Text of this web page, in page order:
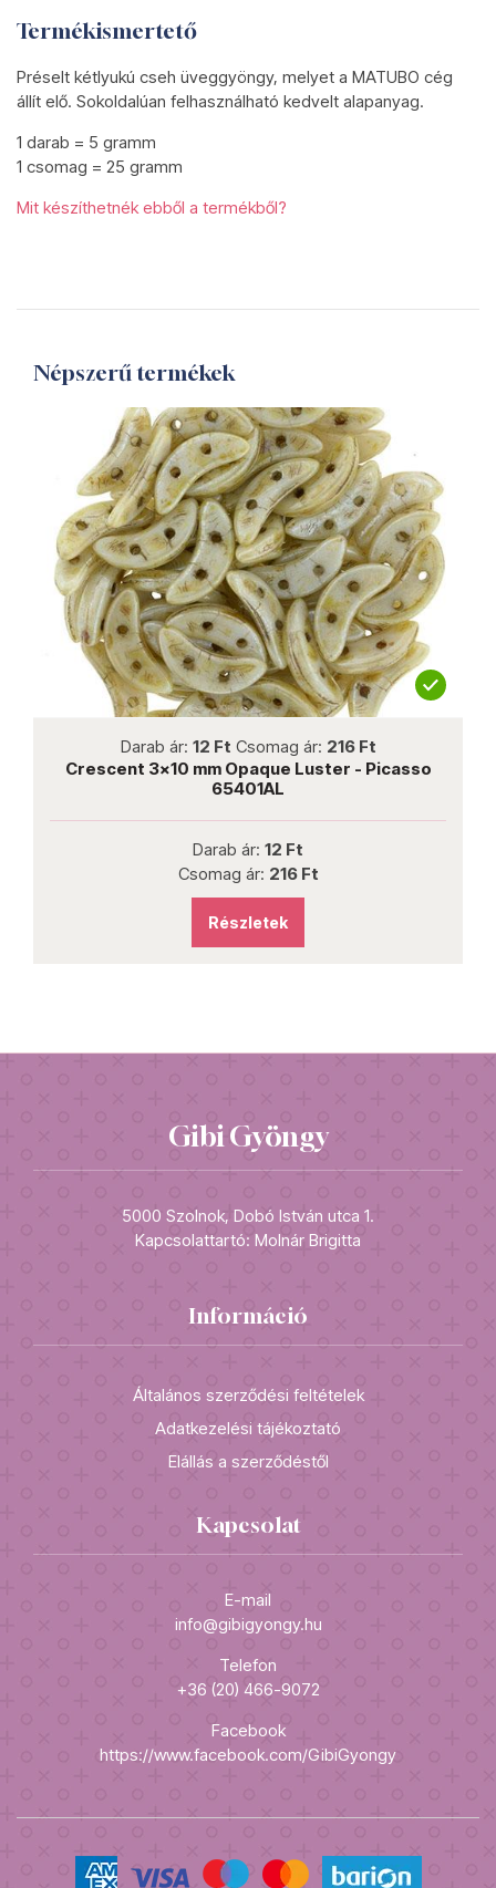
Termékismertető
Préselt kétlyukú cseh üveggyöngy, melyet a MATUBO cég
állít elő. Sokoldalúan felhasználható kedvelt alapanyag.
1 darab = 5 gramm
1 csomag = 25 gramm
Mit készíthetnék ebből a termékből?
Népszerű termékek
Darab ár: 12 Ft Csomag ár: 216 Ft
Crescent 3x10 mm Opaque Luster - Picasso
65401AL
Darab ár: 12 Ft
Csomag ár: 216 Ft
Részletek
Gibi Gyöngy
5000 Szolnok, Dobó István utca 1.
Kapcsolattartó: Molnár Brigitta
Információ
Általános szerződési feltételek
Adatkezelési tájékoztató
Elállás a szerződéstől
Kapcsolat
E-mail
info@gibigyongy.hu
Telefon
+36 (20) 466-9072
Facebook
https://www.facebook.com/GibiGyongy